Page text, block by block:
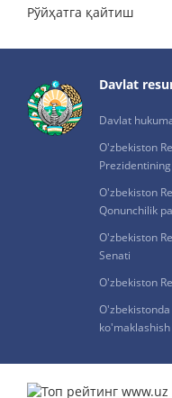
Рўйҳатга қайтиш
Davlat
Davlat
O'zbekiston
O'zbekiston
Qonunchilik
O'zbekiston
Senati
O'zbekiston